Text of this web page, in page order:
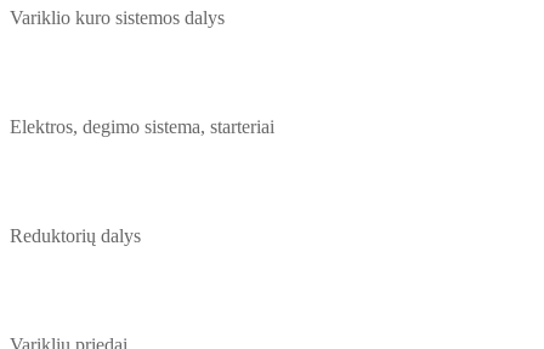
Variklio kuro sistemos dalys
Elektros, degimo sistema, starteriai
Reduktorių dalys
Variklių priedai